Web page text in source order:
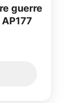
guerre